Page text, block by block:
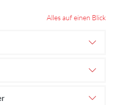
Alles auf einen Blick